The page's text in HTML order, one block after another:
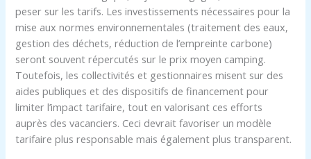
peser sur les tarifs. Les investissements nécessaires pour la
mise aux normes environnementales (traitement des eaux,
gestion des déchets, réduction de l’empreinte carbone)
seront souvent répercutés sur le prix moyen camping.
Toutefois, les collectivités et gestionnaires misent sur des
aides publiques et des dispositifs de financement pour
limiter l’impact tarifaire, tout en valorisant ces efforts
auprès des vacanciers. Ceci devrait favoriser un modèle
tarifaire plus responsable mais également plus transparent.